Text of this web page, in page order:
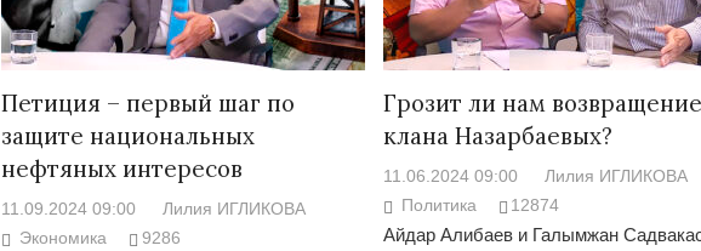
Петиция – первый шаг по
защите национальных
нефтяных интересов
11.09.2024 09:00
Лилия ИГЛИКОВА
Экономика
9286
Грозит ли нам возвращение
клана Назарбаевых?
11.06.2024 09:00
Лилия ИГЛИКОВА
Политика
12874
Айдар Алибаев и Галымжан
Народ выбрал свет
Странная
мошенниками
30.10.2024